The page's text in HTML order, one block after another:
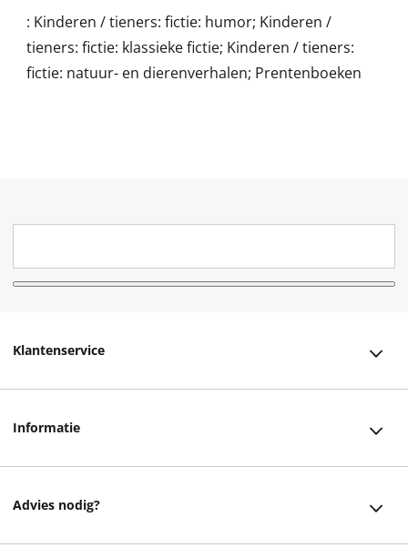
: Kinderen / tieners: fictie: humor; Kinderen /
tieners: fictie: klassieke fictie; Kinderen / tieners:
fictie: natuur- en dierenverhalen; Prentenboeken
Klantenservice
Informatie
Advies nodig?